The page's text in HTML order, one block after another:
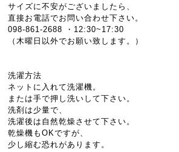
サイズに不安がございましたら、
直接お電話でお問い合わせ下さい。
098-861-2688 ・12:30~17:30
（木曜日以外でお願い致します。）
洗濯方法
ネットに入れて洗濯機。
または手で押し洗いして下さい。
洗剤は少量で、
洗濯後は自然乾燥させて下さい。
乾燥機もOKですが、
少し縮む恐れがあります。